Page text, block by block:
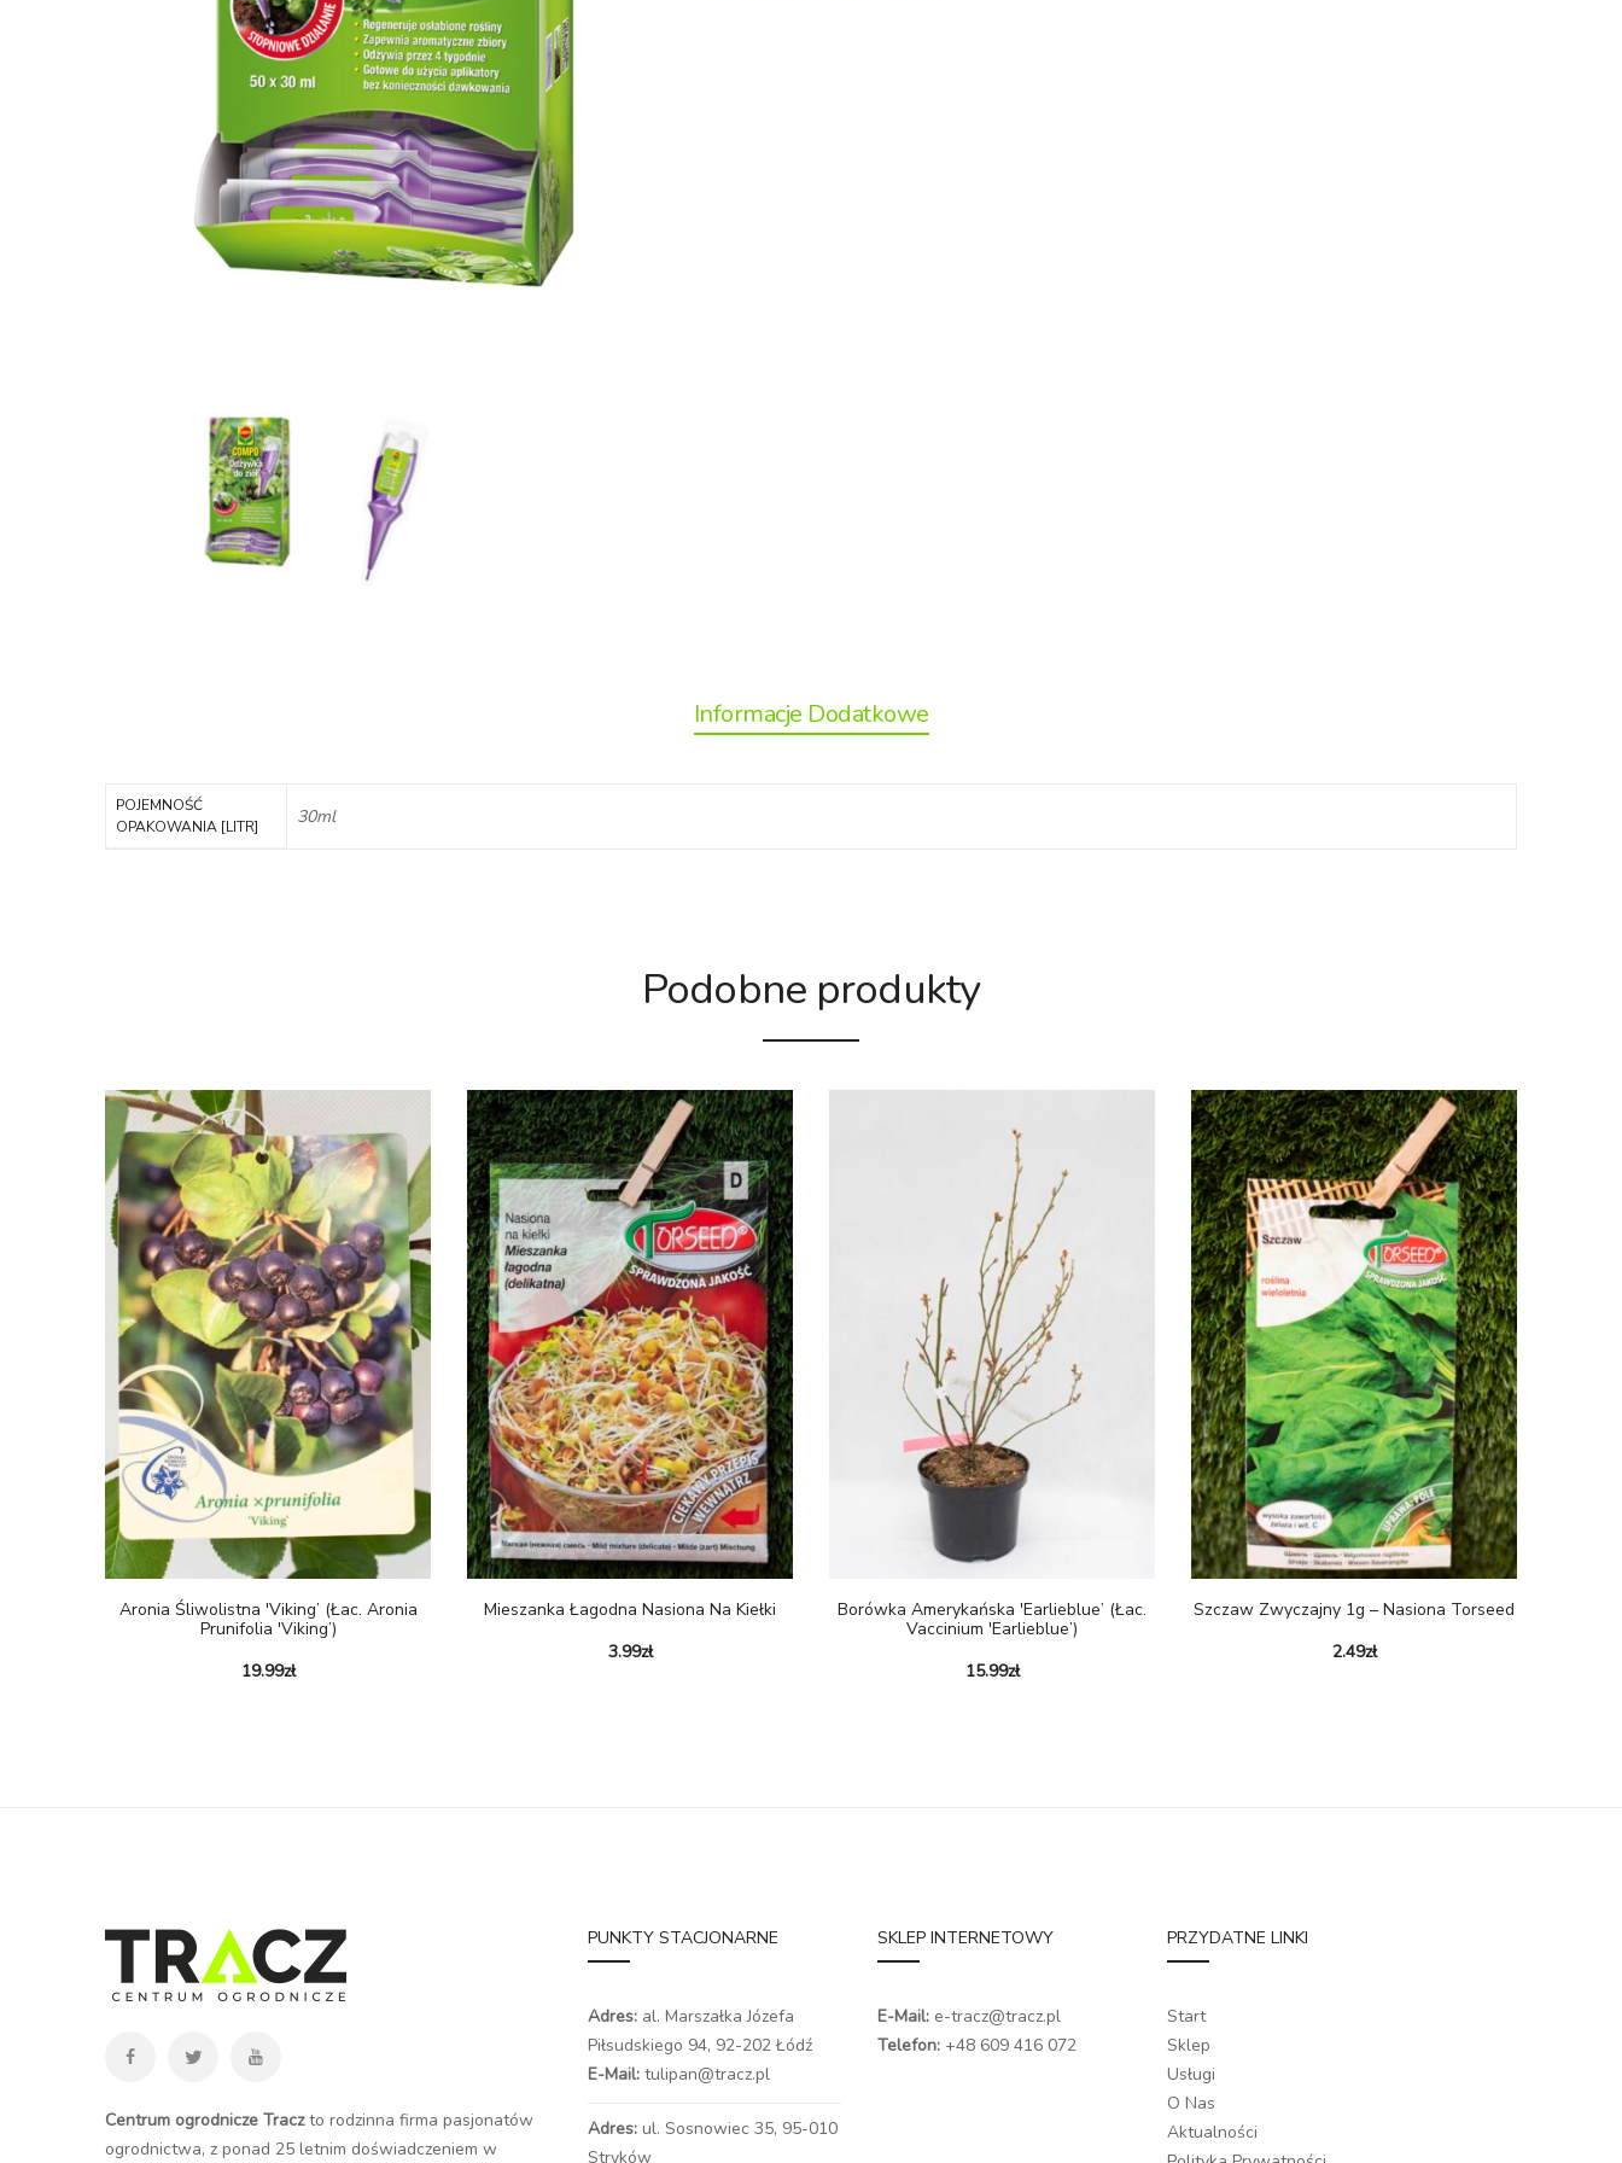
Informacje Dodatkowe
POJEMNOŚĆ
OPAKOWANIA [LITR]
30ml
Podobne produkty
Aronia Śliwolistna 'Viking’ (Łac. Aronia
Prunifolia 'Viking’)
19.99zł
Mieszanka Łagodna Nasiona Na Kiełki
3.99zł
Borówka Amerykańska 'Earlieblue’ (Łac.
Vaccinium 'Earlieblue’)
15.99zł
Szczaw Zwyczajny 1g – Nasiona Torseed
2.49zł
Centrum ogrodnicze Traczto rodzinna firma pasjonatów
ogrodnictwa, z ponad 25 letnim doświadczeniem w
PUNKTY STACJONARNE
Adres: al. Marszałka Józefa
Piłsudskiego 94, 92-202 Łódź
E-Mail: tulipan@tracz.pl
Adres: ul. Sosnowiec 35, 95-010
Stryków
SKLEP INTERNETOWY
E-Mail: e-tracz@tracz.pl
Telefon: +48 609 416 072
PRZYDATNE LINKI
Start
Sklep
Usługi
O Nas
Aktualności